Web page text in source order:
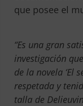
que posee el
“Es una gran
investigación
de la novela ‘El
respetada y
talla de